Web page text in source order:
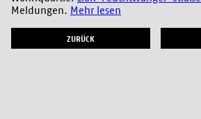
Meldungen. Mehr lesen
ZURÜCK